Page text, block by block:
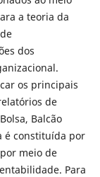
a teoria da
dos
os principais
de
Balcão
é constituída por
meio de
Para